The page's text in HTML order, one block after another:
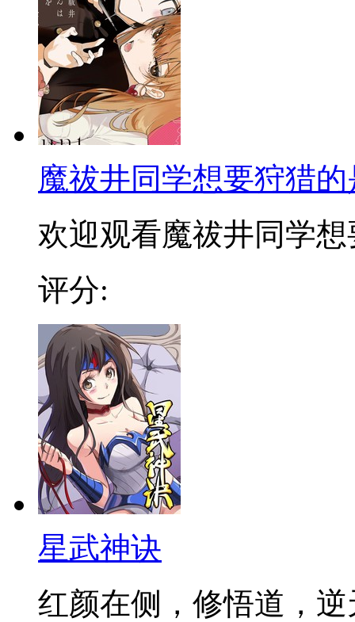
魔祓井同学想要狩猎
欢迎观看魔祓井同学想
评分:
星武神诀
红颜在侧，修悟道，逆